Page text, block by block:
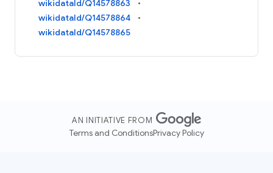
wikidataId/Q14578863
wikidataId/Q14578864
wikidataId/Q14578865
AN INITIATIVE FROM
Terms and ConditionsPrivacy Policy